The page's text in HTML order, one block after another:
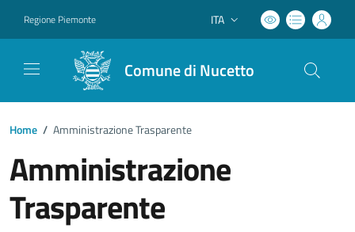
Regione Piemonte Lingua attiva:
ITA
Comune di Nucetto
Home / Amministrazione Trasparente
Amministrazione
Trasparente